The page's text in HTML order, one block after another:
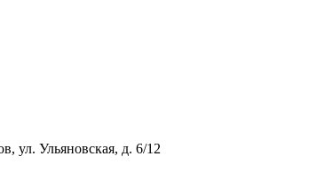
ул. Ульяновская, д. 6/12